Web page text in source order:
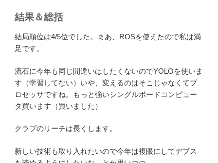
結果＆総括
結局順位は4/5位でした。まあ、ROSを使えたので私は満
足です。
流石に今年も同じ間違いはしたくないのでYOLOを使いま
す（学習してない）いや、変えるのはそこじゃなくてプ
ロセッサですね。もっと強いシングルボードコンピュー
タ買います（買いました）
クラブのリーチは長くします。
新しい技術も取り入れたいので今年は複眼にしてデプス